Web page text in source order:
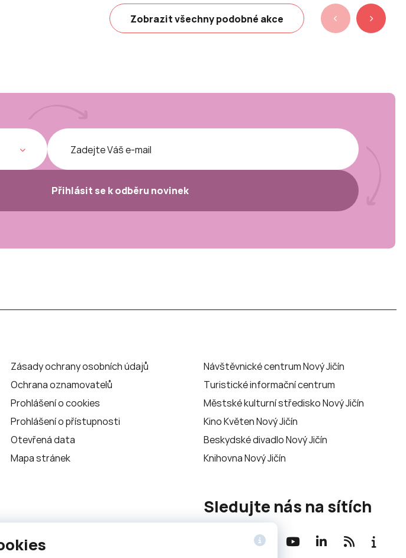
Zobrazit všechny podobné akce
Přihlásit se k odběru novinek
Zásady ochrany osobních údajů
Ochrana oznamovatelů
Prohlášení o cookies
Prohlášení o přístupnosti
Otevřená data
Mapa stránek
Návštěvnické centrum Nový Jičín
Turistické informační centrum
Městské kulturní středisko Nový Jičín
Kino Květen Nový Jičín
Beskydské divadlo Nový Jičín
Knihovna Nový Jičín
Sledujte nás na sítích